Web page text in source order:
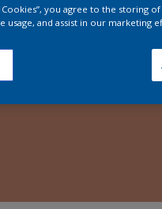
Cookies”, you agree to the storing
usage, and assist in our marketing